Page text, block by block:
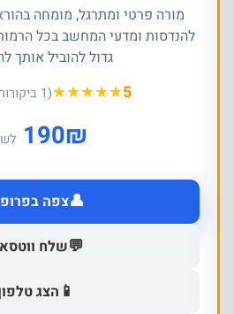
מורה פרטי ומתרגל, מומחה
גדול להוביל אותך
(1 ביקורות)★★★★★5
₪
190
👤צפה
💬שלח
📱 הצג